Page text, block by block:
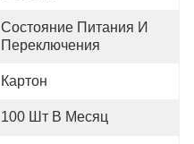
Состояние Питания И
Переключения
Картон
100 Шт В Месяц